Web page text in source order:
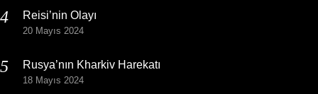
Reisi’nin Olayı
20 Mayıs 2024
Rusya’nın Kharkiv Harekatı
18 Mayıs 2024